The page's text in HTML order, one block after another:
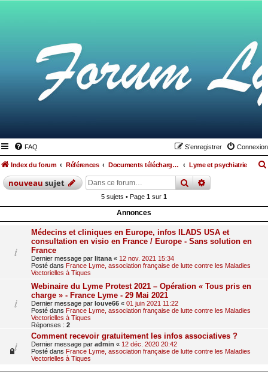
FAQ Connexion
S’enregistrer
Index du forum Références Documents téléchargeables Lyme et psychiatrie
nouveausujet rechercher
recherche
5 sujets • Page 1 sur 1
Annonces
Médecins et cliniques en Europe, infos ILADS USA et
consultation en visio en France / Europe - Sans solution en
France
Dernier message par litana « 12 nov. 2021 15:34
Posté dans France Lyme, association française de lutte contre les Maladies
Vectorielles à Tiques
Webinaire du Lyme Protest 2021 – Opération « Tous pris en
charge » - France Lyme - 29 Mai 2021
Dernier message par louve66 « 01 juin 2021 11:22
Posté dans France Lyme, association française de lutte contre les Maladies
Vectorielles à Tiques
Réponses : 2
Comment recevoir gratuitement les infos associatives ?
Dernier message par admin « 12 déc. 2020 20:42
Posté dans France Lyme, association française de lutte contre les Maladies
Vectorielles à Tiques